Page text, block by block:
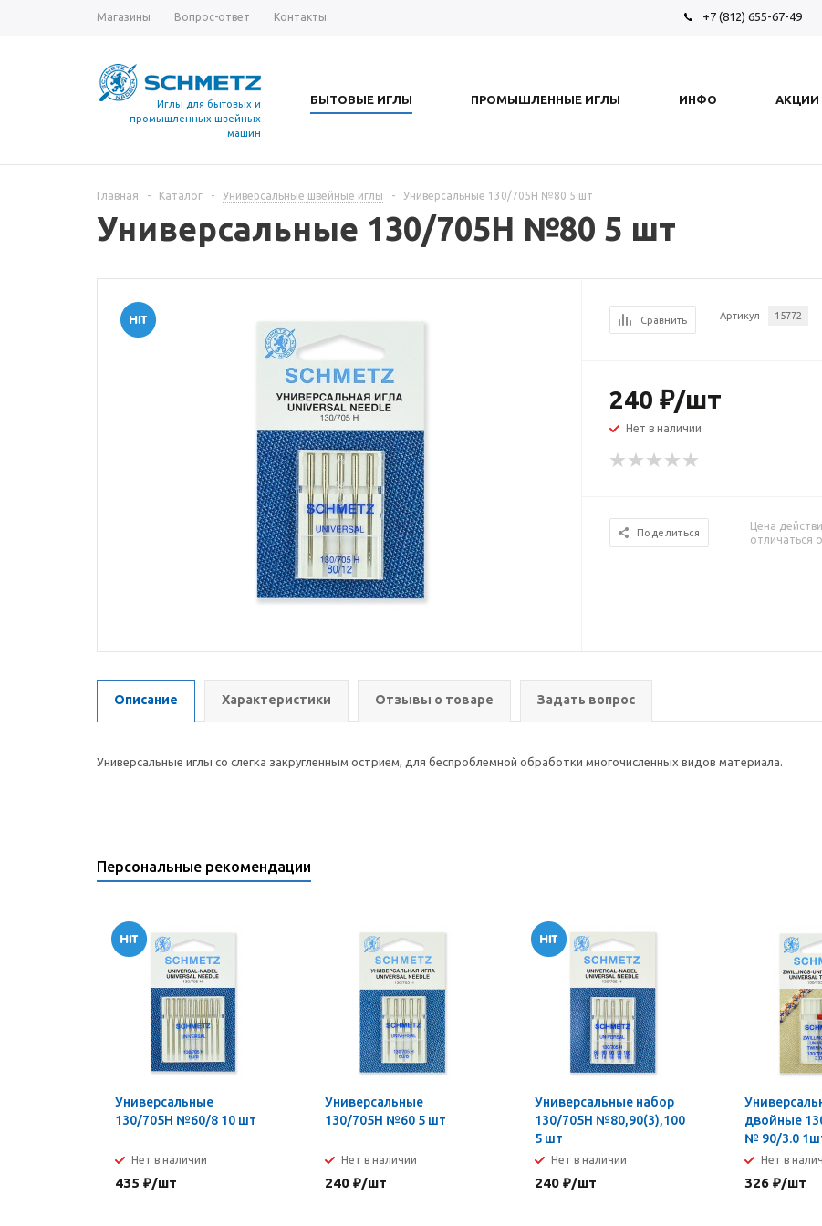
Магазины Вопрос-ответ Контакты +7 (812) 655-67-49
Иглы для бытовых и
промышленных швейных
машин
БЫТОВЫЕ ИГЛЫ ПРОМЫШЛЕННЫЕ ИГЛЫ ИНФО АКЦИИ
Главная - Каталог - Универсальные швейные иглы - Универсальные 130/705H №80 5 шт
Универсальные 130/705H №80 5 шт
Сравнить Артикул 15772
240 ₽/шт
Нет в наличии
Поделиться
Цена
отличаться
Описание Характеристики Отзывы о товаре Задать вопрос
Универсальные иглы со слегка закругленным острием, для беспроблемной обработки многочисленных видов материала.
Персональные рекомендации
Универсальные
130/705H №60/8 10 шт
Нет в наличии
435 ₽/шт
Универсальные
130/705H №60 5 шт
Нет в наличии
240 ₽/шт
Универсальные набор
130/705H №80,90(3),100
5 шт
Нет в наличии
240 ₽/шт
двойные
№ 90/3.0
Нет в
326 ₽/шт